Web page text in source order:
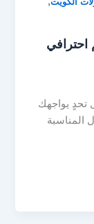
احترافي
تحدٍ يواجهك
المناسبة